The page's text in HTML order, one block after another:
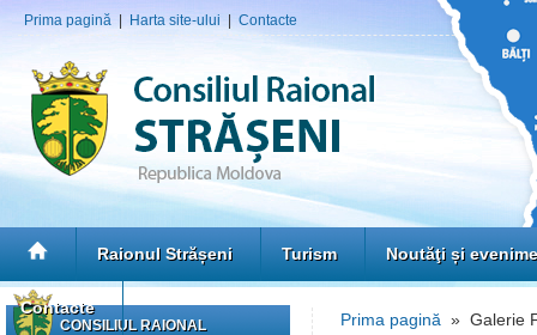
Prima pagină Harta site-ului Contacte
Raionul Strășeni Turism Noutăţi și
Contacte
CONSILIUL RAIONAL
Prima pagină » Galerie